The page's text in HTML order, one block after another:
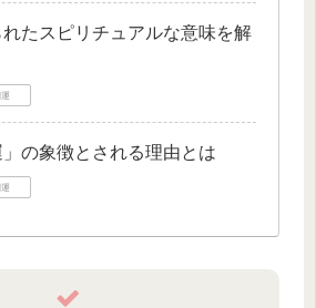
たスピリチュアルな意味を解
の象徴とされる理由とは